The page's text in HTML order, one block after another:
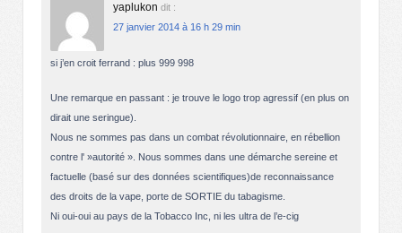
yaplukon dit :
27 janvier 2014 à 16 h 29 min
si j’en croit ferrand : plus 999 998
Une remarque en passant : je trouve le logo trop agressif (en plus on
dirait une seringue).
Nous ne sommes pas dans un combat révolutionnaire, en rébellion
contre l' »autorité ». Nous sommes dans une démarche sereine et
factuelle (basé sur des données scientifiques)de reconnaissance
des droits de la vape, porte de SORTIE du tabagisme.
Ni oui-oui au pays de la Tobacco Inc, ni les ultra de l’e-cig